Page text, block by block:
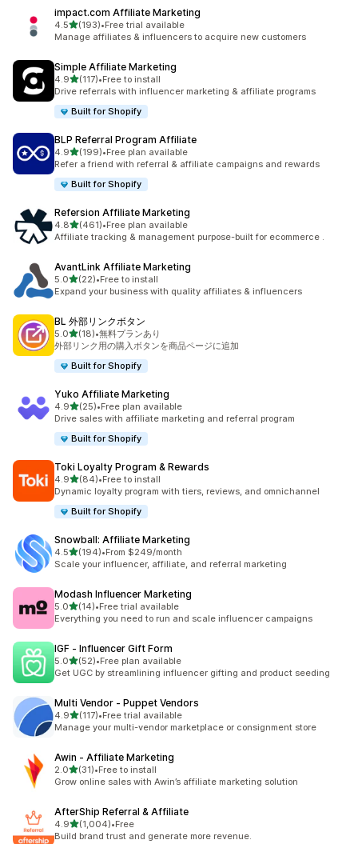
impact.com Affiliate Marketing
4.55つ星中
(193)
合計レビュー数：193件
•Free trial available
Manage affiliates & influencers to acquire new customers
Simple Affiliate Marketing
4.95つ星中
(117)
合計レビュー数：117件
•Free to install
Drive referrals with influencer marketing & affiliate programs
Built for Shopify
BLP Referral Program Affiliate
4.95つ星中
(199)
合計レビュー数：199件
•Free plan available
Refer a friend with referral & affiliate campaigns and rewards
Built for Shopify
Refersion Affiliate Marketing
4.85つ星中
(461)
合計レビュー数：461件
•Free plan available
Affiliate tracking & management purpose-built for ecommerce .
AvantLink Affiliate Marketing
5.05つ星中
(22)
合計レビュー数：22件
•Free to install
Expand your business with quality affiliates & influencers
BL 外部リンクボタン
5.05つ星中
(18)
合計レビュー数：18件
•無料プランあり
外部リンク用の購入ボタンを商品ページに追加
Built for Shopify
Yuko Affiliate Marketing
4.95つ星中
(25)
合計レビュー数：25件
•Free plan available
Drive sales with affiliate marketing and referral program
Built for Shopify
Toki Loyalty Program & Rewards
4.95つ星中
(84)
合計レビュー数：84件
•Free to install
Dynamic loyalty program with tiers, reviews, and omnichannel
Built for Shopify
Snowball: Affiliate Marketing
4.55つ星中
(194)
合計レビュー数：194件
•From $249/month
Scale your influencer, affiliate, and referral marketing
Modash Influencer Marketing
5.05つ星中
(14)
合計レビュー数：14件
•Free trial available
Everything you need to run and scale influencer campaigns
IGF ‑ Influencer Gift Form
5.05つ星中
(52)
合計レビュー数：52件
•Free plan available
Get UGC by streamlining influencer gifting and product seeding
Multi Vendor ‑ Puppet Vendors
4.95つ星中
(117)
合計レビュー数：117件
•Free trial available
Manage your multi-vendor marketplace or consignment store
Awin ‑ Affiliate Marketing
2.05つ星中
(31)
合計レビュー数：31件
•Free to install
Grow online sales with Awin’s affiliate marketing solution
AfterShip Referral & Affiliate
4.95つ星中
(1,004)
合計レビュー数：1004件
•Free
Build brand trust and generate more revenue.